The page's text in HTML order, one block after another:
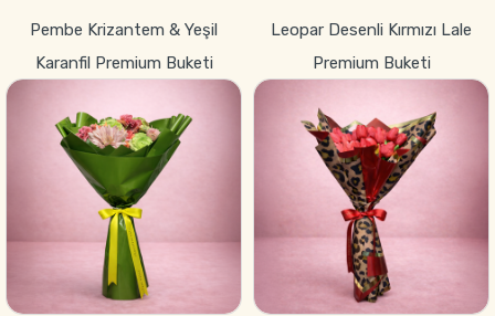
Pembe Krizantem & Yeşil
Karanfil Premium Buketi
Leopar Desenli Kırmızı Lale
Premium Buketi